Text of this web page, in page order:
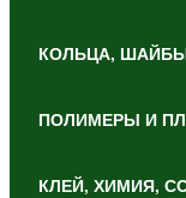
КОЛЬЦА,
ПОЛИМЕРЫ И
КЛЕЙ, ХИМИЯ,